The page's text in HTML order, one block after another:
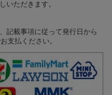
いただきます。
記載事項に従って発行日から
支払ください。